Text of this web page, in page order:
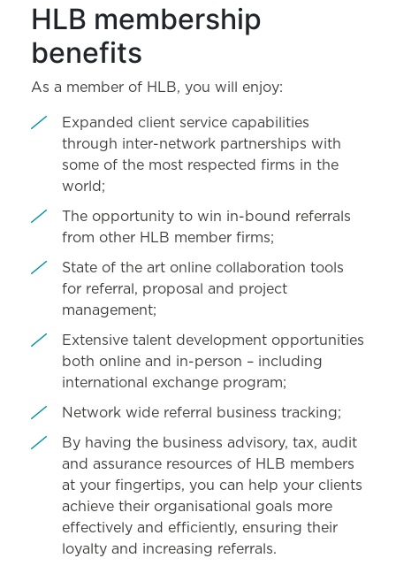
HLB membership
benefits
As a member of HLB, you will enjoy:
Expanded client service capabilities
through inter-network partnerships with
some of the most respected firms in the
world;
The opportunity to win in-bound referrals
from other HLB member firms;
State of the art online collaboration tools
for referral, proposal and project
management;
Extensive talent development opportunities
both online and in-person – including
international exchange program;
Network wide referral business tracking;
By having the business advisory, tax, audit
and assurance resources of HLB members
at your fingertips, you can help your clients
achieve their organisational goals more
effectively and efficiently, ensuring their
loyalty and increasing referrals.